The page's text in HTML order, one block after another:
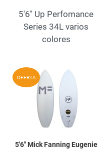
5'6'' Up Perfomance
Series 34L varios
colores
OFERTA
5'6'' Mick Fanning Eugenie